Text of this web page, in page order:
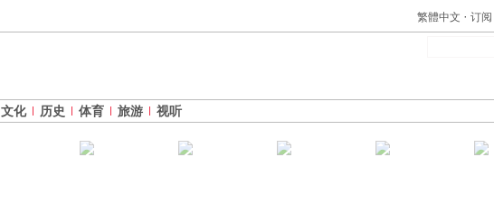
繁體中文 订阅
文化 历史 体育 旅游 视听